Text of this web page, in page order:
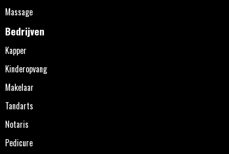
Massage
Bedrijven
Kapper
Kinderopvang
Makelaar
Tandarts
Notaris
Pedicure